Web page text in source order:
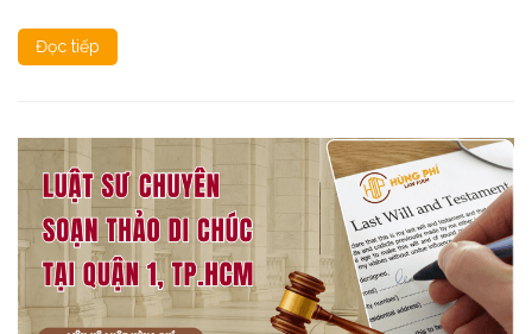
Đọc tiếp